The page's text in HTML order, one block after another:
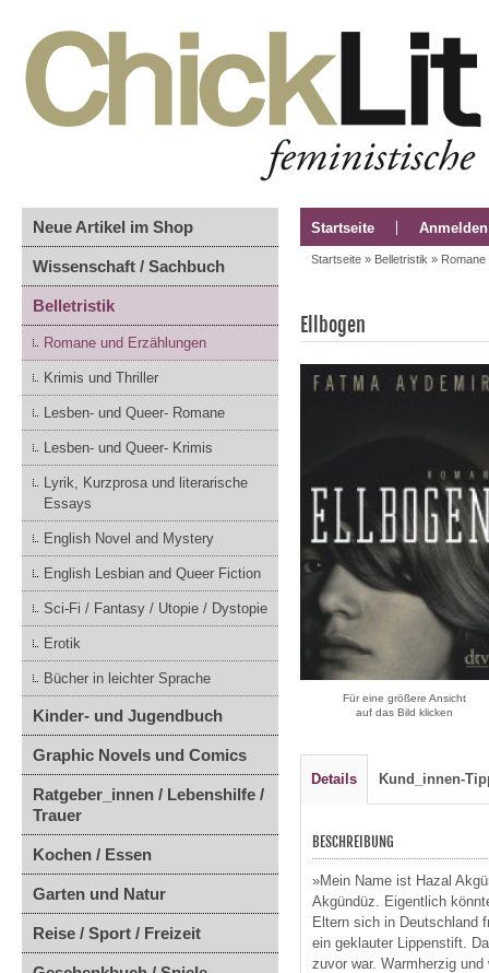
Neue Artikel im Shop
Wissenschaft / Sachbuch
Belletristik
Romane und Erzählungen
Krimis und Thriller
Lesben- und Queer- Romane
Lesben- und Queer- Krimis
Lyrik, Kurzprosa und literarische
Essays
English Novel and Mystery
English Lesbian and Queer Fiction
Sci-Fi / Fantasy / Utopie / Dystopie
Erotik
Bücher in leichter Sprache
Kinder- und Jugendbuch
Graphic Novels und Comics
Ratgeber_innen / Lebenshilfe /
Trauer
Kochen / Essen
Garten und Natur
Reise / Sport / Freizeit
Startseite Anmelden
Startseite » Belletristik »
Ellbogen
Für eine größere Ansicht
auf das Bild klicken
Details Kund_innen-
BESCHREIBUNG
»Mein Name ist Hazal
Akgündüz. Eigentlich
Eltern sich in Deutschland
ein geklauter Lippenstift.
zuvor war. Warmherzig